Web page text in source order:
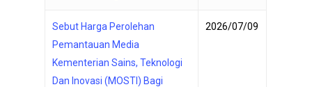
Sebut Harga Perolehan
Pemantauan Media
Kementerian Sains, Teknologi
Dan Inovasi (MOSTI) Bagi
2026/07/09